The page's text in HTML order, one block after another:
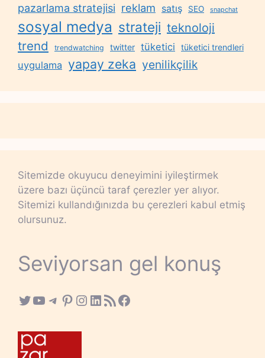
pazarlama stratejisi reklam satış SEO snapchat
sosyal medya strateji teknoloji
trend trendwatching twitter tüketici tüketici trendleri
uygulama yapay zeka yenilikçilik
Sitemizde okuyucu deneyimini iyileştirmek
üzere bazı üçüncü taraf çerezler yer alıyor.
Sitemizi kullandığınızda bu çerezleri kabul etmiş
olursunuz.
Seviyorsan gel konuş
Twitter
YouTube
Telegram
Pinterest
Instagram
LinkedIn
RSS FeedFacebook